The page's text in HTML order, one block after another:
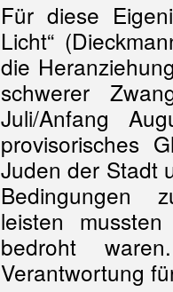
Für diese
Licht“
die
schwerer
Juli/Anfang
provisorisches
Juden der Stadt
Bedingungen
leisten
bedroht
Verantwortung